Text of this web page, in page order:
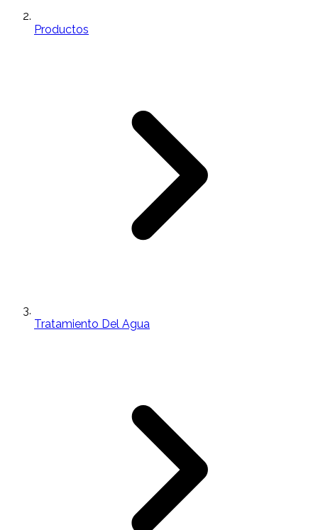
Productos
Tratamiento Del Agua